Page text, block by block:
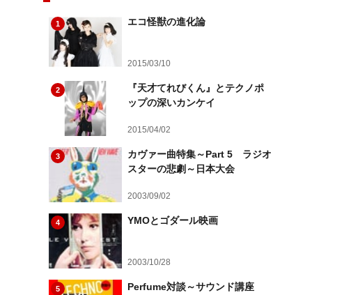
1 エコ怪獣の進化論
2015/03/10
2
『天才てれびくん』とテクノポ
ップの深いカンケイ
2015/04/02
3
カヴァー曲特集～Part 5 ラジオ
スターの悲劇～日本大会
2003/09/02
4 YMOとゴダール映画
2003/10/28
5
Perfume対談～サウンド講座